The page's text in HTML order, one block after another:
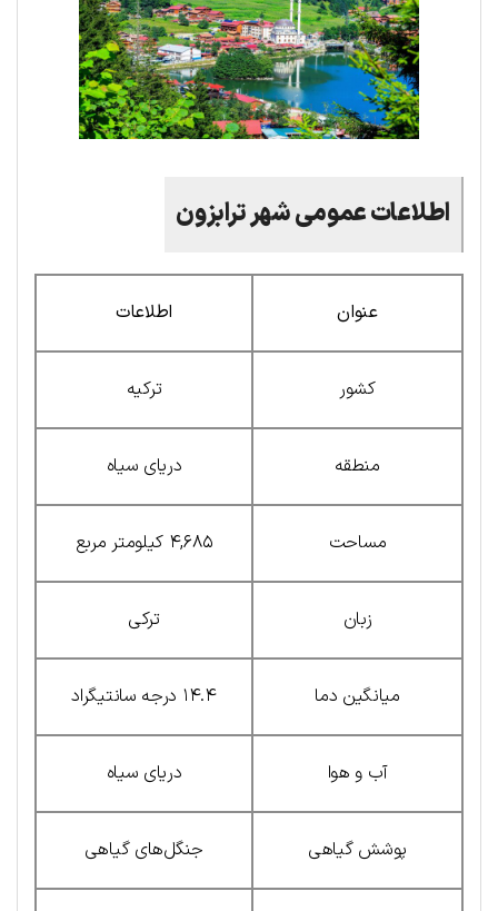
اطلاعات عمومی شهر ترابزون
عنوان اطلاعات
کشور ترکیه
منطقه دریای سیاه
مساحت ۴,۶۸۵ کیلومتر مربع
زبان ترکی
میانگین دما ۱۴.۴ درجه سانتیگراد
آب و هوا دریای سیاه
پوشش گیاهی جنگل‌های گیاهی